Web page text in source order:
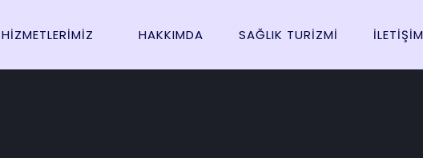
HIZMETLERIMIZ HAKKIMDA SAĞLIK TURIZMI İLETIŞIM